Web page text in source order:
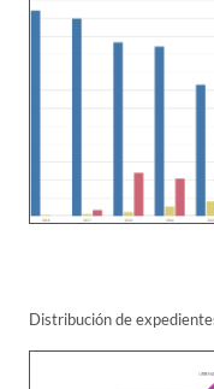
Distribución de